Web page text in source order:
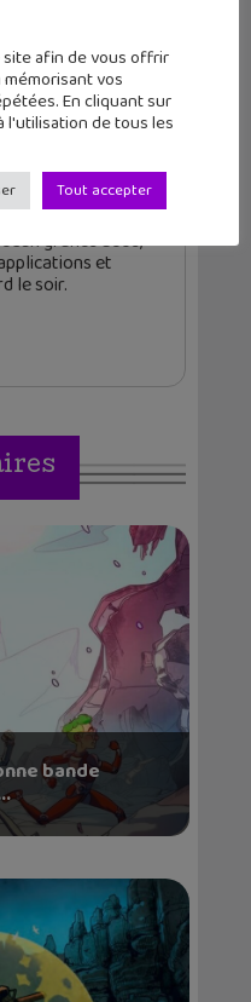
grands ados,
et
le soir.
bande
afin de vous offrir
vos
En cliquant sur
l'utilisation de tous les
Tout accepter